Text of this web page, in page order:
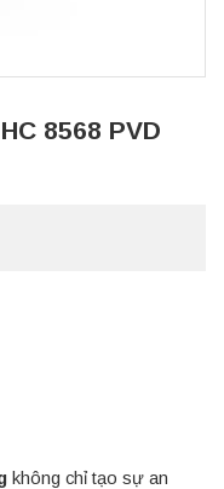
8568 PVD
không chỉ tạo sự an